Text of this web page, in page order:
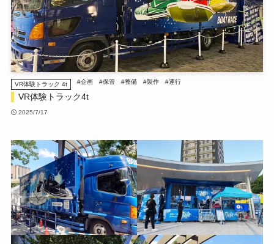
VR体験トラック 4t #企画 #保管 #整備 #製作 #運行
VR体験トラック4t
2025/7/17